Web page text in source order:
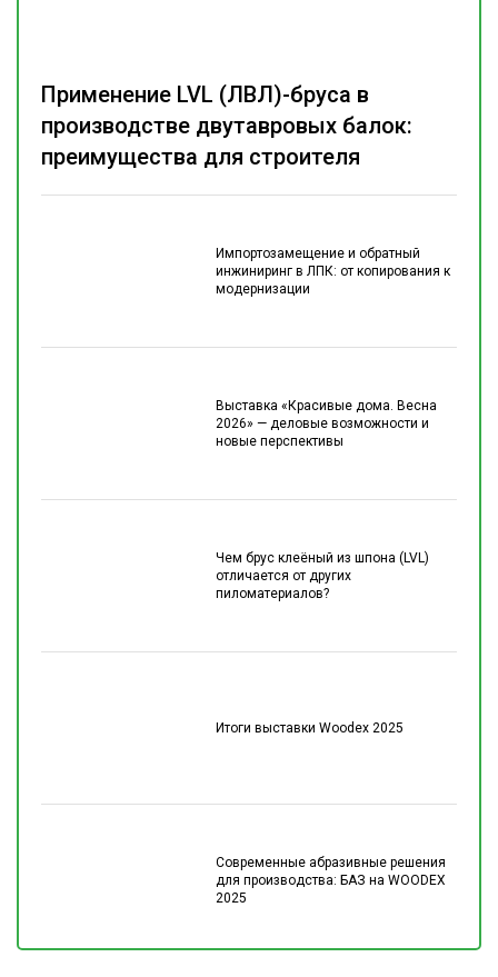
Импортозамещение и обратный
инжиниринг в ЛПК: от копирования к
модернизации
Выставка «Красивые дома. Весна
2026» — деловые возможности и
новые перспективы
Чем брус клеёный из шпона (LVL)
отличается от других
пиломатериалов?
Итоги выставки Woodex 2025
Современные абразивные решения
для производства: БАЗ на WOODEX
2025
Применение LVL (ЛВЛ)-бруса в
производстве двутавровых балок:
преимущества для строителя